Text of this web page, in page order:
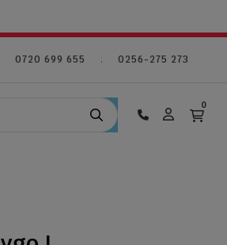
0720 699 655 ; 0256-275 273
0